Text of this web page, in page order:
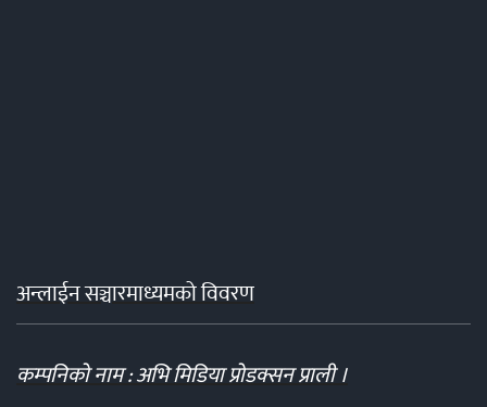
अन्लाईन सञ्चारमाध्यमको विवरण
कम्पनिको नाम : अभि मिडिया प्रोडक्सन प्राली ।